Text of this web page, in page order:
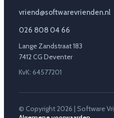
vriend@softwarevrienden.nl
026 808 04 66
Lange Zandstraat 183
7412 CG Deventer
KvK: 64577201
© Copyright 2026 | Software